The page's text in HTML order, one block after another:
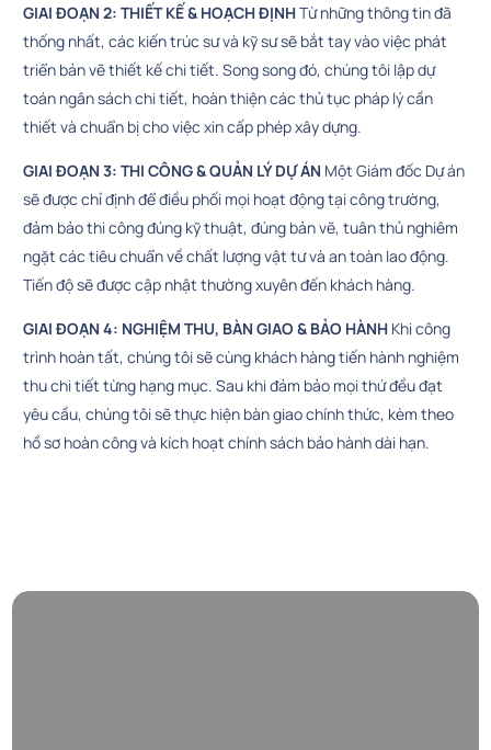
GIAI ĐOẠN 2: THIẾT KẾ & HOẠCH ĐỊNHTừ những thông tin đã
thống nhất, các kiến trúc sư và kỹ sư sẽ bắt tay vào việc phát
triển bản vẽ thiết kế chi tiết. Song song đó, chúng tôi lập dự
toán ngân sách chi tiết, hoàn thiện các thủ tục pháp lý cần
thiết và chuẩn bị cho việc xin cấp phép xây dựng.
GIAI ĐOẠN 3: THI CÔNG & QUẢN LÝ DỰ ÁN Một Giám đốc Dự án
sẽ được chỉ định để điều phối mọi hoạt động tại công trường,
đảm bảo thi công đúng kỹ thuật, đúng bản vẽ, tuân thủ nghiêm
ngặt các tiêu chuẩn về chất lượng vật tư và an toàn lao động.
Tiến độ sẽ được cập nhật thường xuyên đến khách hàng.
GIAI ĐOẠN 4: NGHIỆM THU, BÀN GIAO & BẢO HÀNHKhi công
trình hoàn tất, chúng tôi sẽ cùng khách hàng tiến hành nghiệm
thu chi tiết từng hạng mục. Sau khi đảm bảo mọi thứ đều đạt
yêu cầu, chúng tôi sẽ thực hiện bàn giao chính thức, kèm theo
hồ sơ hoàn công và kích hoạt chính sách bảo hành dài hạn.